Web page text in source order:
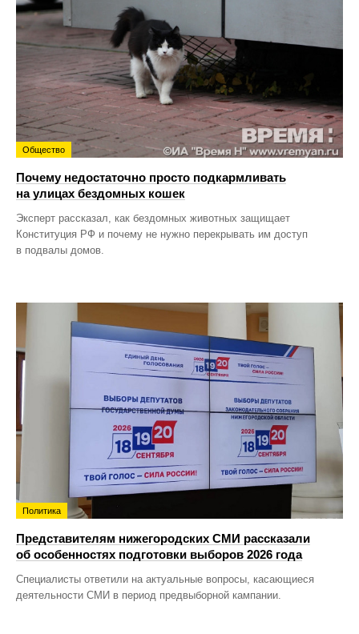
Общество
Почему недостаточно просто подкармливать
на улицах бездомных кошек
Эксперт рассказал, как бездомных животных защищает
Конституция РФ и почему не нужно перекрывать им доступ
в подвалы домов.
Политика
Представителям нижегородских СМИ рассказали
об особенностях подготовки выборов 2026 года
Специалисты ответили на актуальные вопросы, касающиеся
деятельности СМИ в период предвыборной кампании.